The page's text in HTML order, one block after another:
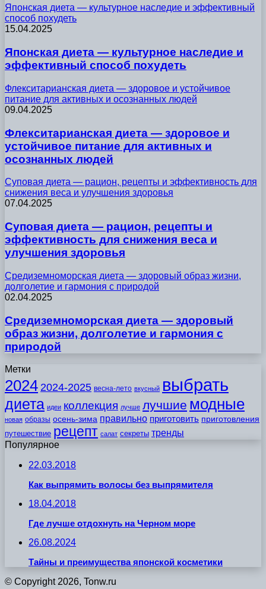
Японская диета — культурное наследие и эффективный
способ похудеть
15.04.2025
Японская диета — культурное наследие и
эффективный способ похудеть
Флекситарианская диета — здоровое и устойчивое
питание для активных и осознанных людей
09.04.2025
Флекситарианская диета — здоровое и
устойчивое питание для активных и
осознанных людей
Суповая диета — рацион, рецепты и эффективность для
снижения веса и улучшения здоровья
07.04.2025
Суповая диета — рацион, рецепты и
эффективность для снижения веса и
улучшения здоровья
Средиземноморская диета — здоровый образ жизни,
долголетие и гармония с природой
02.04.2025
Средиземноморская диета — здоровый
образ жизни, долголетие и гармония с
природой
Метки
2024 2024-2025 весна-лето вкусный выбрать
диета идеи коллекция лучше лучшие модные
новая образы осень-зима правильно приготовить приготовления
путешествие рецепт салат секреты тренды
Популярное
22.03.2018
Как выпрямить волосы без выпрямителя
18.04.2018
Где лучше отдохнуть на Черном море
26.08.2024
Тайны и преимущества японской косметики
© Copyright 2026, Tonw.ru